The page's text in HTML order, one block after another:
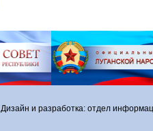
Дизайн и разработка: отдел